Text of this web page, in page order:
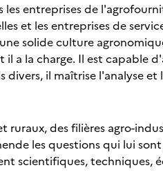
entreprises de
et les entreprises de
solide culture
il a la charge. Il est capable
il maîtrise l'analyse et
des filières agro-
les questions qui lui
scientifiques, techniques,